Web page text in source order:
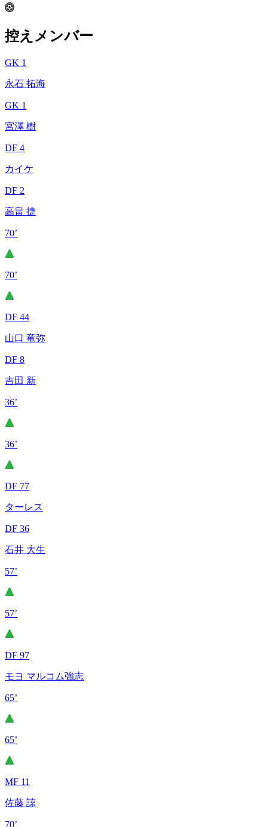
控えメンバー
GK 1
永石 拓海
GK 1
宮澤 樹
DF 4
カイケ
DF 2
高畠 捷
70’
70’
DF 44
山口 竜弥
DF 8
吉田 新
36’
36’
DF 77
ターレス
DF 36
石井 大生
57’
57’
DF 97
モヨ マルコム強志
65’
65’
MF 11
佐藤 諒
70’